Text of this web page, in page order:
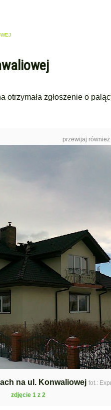
zgłoszenie o
przewijaj również
na ul. Konwaliowej fot.:
zdjęcie 1 z 2